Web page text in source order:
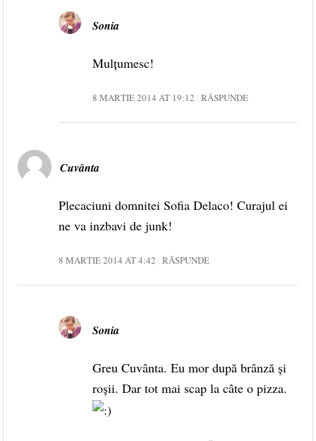
Sonia
Mulțumesc!
8 MARTIE 2014 AT 19:12 RĂSPUNDE
Cuvânta
Plecaciuni domnitei Sofia Delaco! Curajul ei
ne va inzbavi de junk!
8 MARTIE 2014 AT 4:42 RĂSPUNDE
Sonia
Greu Cuvânta. Eu mor după brânză și
roșii. Dar tot mai scap la câte o pizza.